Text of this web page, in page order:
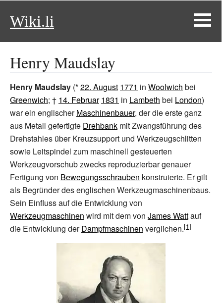
Wiki.li
Henry Maudslay
Henry Maudslay (*22. August 1771 in Woolwich bei
Greenwich; † 14. Februar 1831 in Lambeth bei London)
war ein englischerMaschinenbauer, der die erste ganz
aus Metall gefertigte Drehbank mit Zwangsführung des
Drehstahles über Kreuzsupport und Werkzeugschlitten
sowie Leitspindel zum maschinell gesteuerten
Werkzeugvorschub zwecks reproduzierbar genauer
Fertigung von Bewegungsschrauben konstruierte. Er gilt
als Begründer des englischen Werkzeugmaschinenbaus.
Sein Einfluss auf die Entwicklung von
Werkzeugmaschinen wird mit dem von James Wattauf
die Entwicklung derDampfmaschinen verglichen.